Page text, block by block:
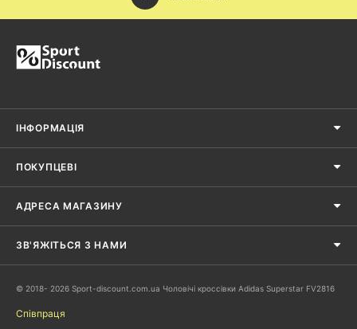
ІНФОРМАЦІЯ
ПОКУПЦЕВІ
АДРЕСА МАГАЗИНУ
ЗВ'ЯЖІТЬСЯ З НАМИ
© 2018- 2026 Sport-discount.com.ua Чоловічі кроссівки Adidas Superstar FV2816
Співпраця